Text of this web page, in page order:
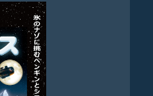
ハワイへ向かう準備
仲間たちとハワイへ
何が待ち受けている
るのでしょうか？当
、ソラの成長の物語